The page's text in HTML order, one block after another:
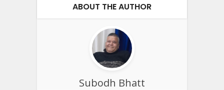
ABOUT THE AUTHOR
Subodh Bhatt